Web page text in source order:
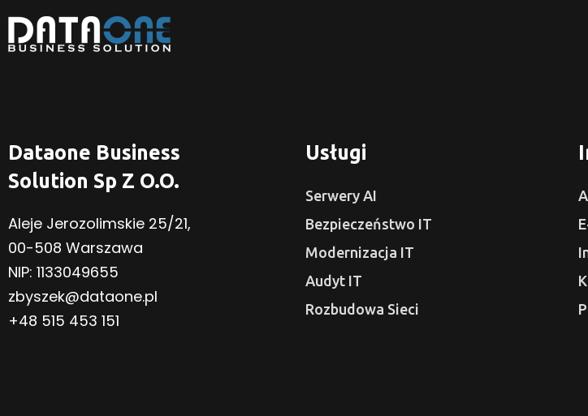
Dataone Business
Solution Sp Z O.o.
Aleje Jerozolimskie 25/21,
00-508 Warszawa
NIP: 1133049655
zbyszek@dataone.pl
+48 515 453 151
Usługi
Serwery AI
Bezpieczeństwo IT
Modernizacja IT
Audyt IT
Rozbudowa Sieci